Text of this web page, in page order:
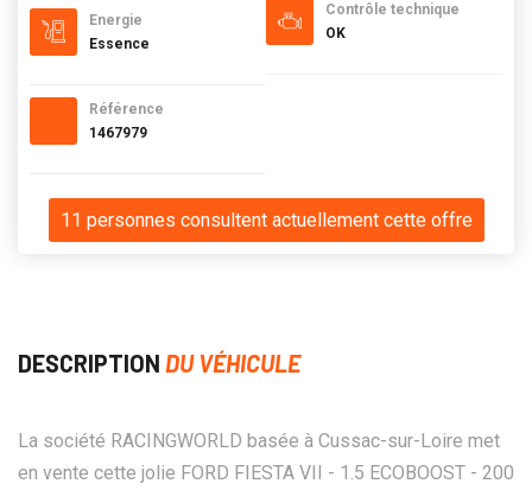
Energie
Essence
Référence
1467979
Contrôle technique
OK
11 personnes consultent actuellement cette offre
DESCRIPTION DU VÉHICULE
La société RACINGWORLD basée à Cussac-sur-Loire met
en vente cette jolie FORD FIESTA VII - 1.5 ECOBOOST - 200